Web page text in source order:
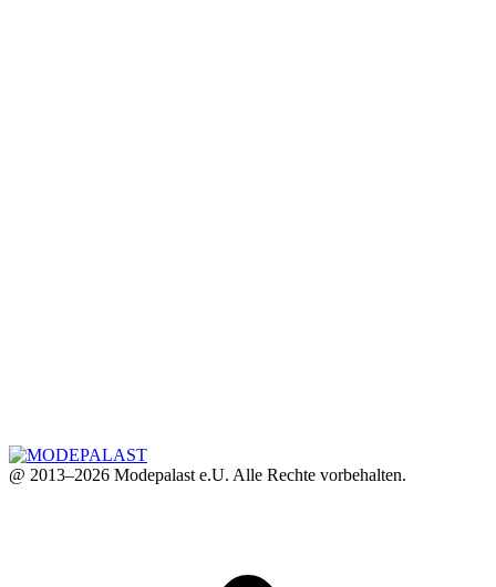
@ 2013–2026 Modepalast e.U. Alle Rechte vorbehalten.